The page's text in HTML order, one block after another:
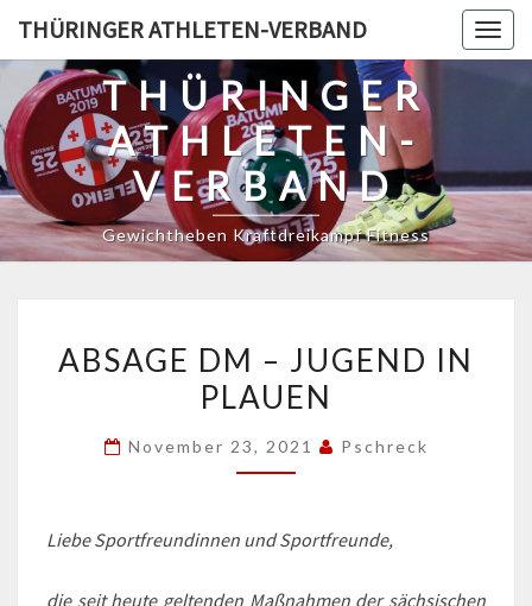
content
THÜRINGER ATHLETEN-VERBAND
THÜRINGER
ATHLETEN-
VERBAND
Gewichtheben Kraftdreikampf Fitness
DM
–
ABSAGE DM – JUGEND IN
PLAUEN
November 23, 2021 Pschreck
Liebe Sportfreundinnen und Sportfreunde,
die seit heute geltenden Maßnahmen der sächsischen